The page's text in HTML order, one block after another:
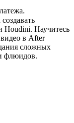
Houdini. Научитесь
в After
сложных
флюидов.